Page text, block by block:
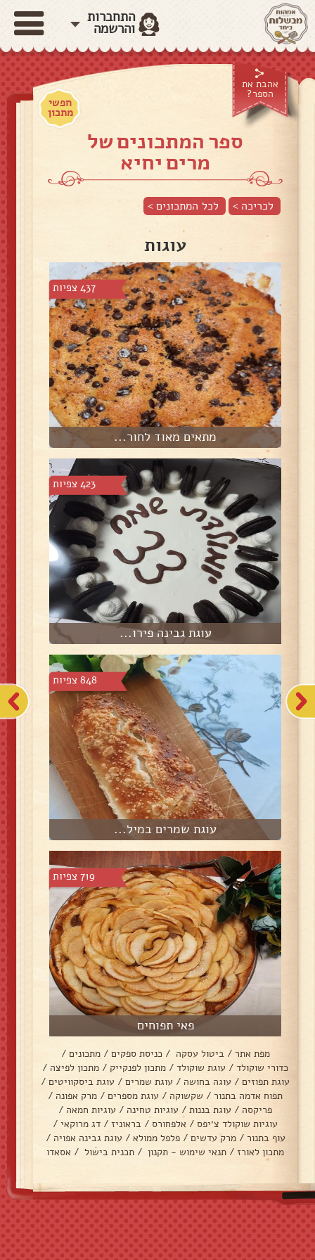
התחברות
והרשמה
אהבת את
הספר?
חפשי
מתכון
ספר המתכונים של
מרים יחיא
לכריכה > לכל המתכונים >
עוגות
437 צפיות
מתאים מאוד לחור...
423 צפיות
עוגת גבינה פירו...
848 צפיות
עוגת שמרים במיל...
719 צפיות
פאי תפוחים
מפת אתר / ביטול עסקה / כניסת ספקים / מתכונים /
כדורי שוקולד / עוגת שוקולד / מתכון לפנקייק / מתכון לפיצה /
עוגת תפוזים / עוגה בחושה / עוגת שמרים / עוגת ביסקוויטים /
תפוח אדמה בתנור / שקשוקה / עוגת מספרים / מרק אפונה /
פריקסה / עוגת בננות / עוגיות טחינה / עוגיות חמאה /
עוגיות שוקולד צ׳יפס / אלפחורס / בראוניז / דג מרוקאי /
עוף בתנור / מרק עדשים / פלפל ממולא / עוגת גבינה אפויה /
מתכון לאורז / תנאי שימוש - תקנון / תכנית בישול / אסאדו